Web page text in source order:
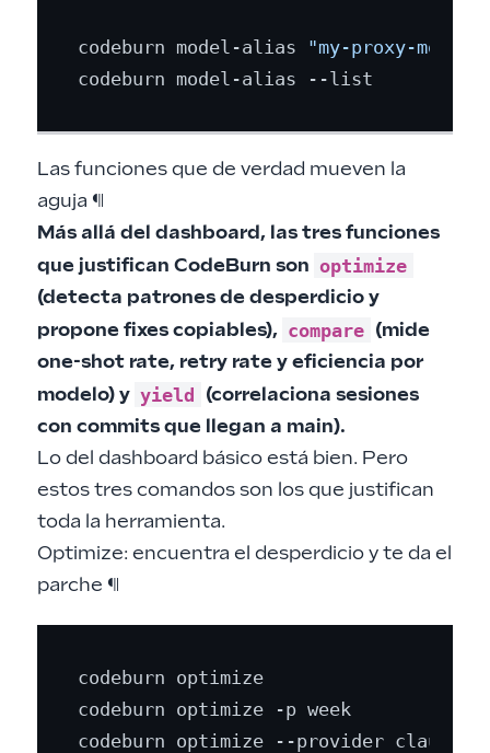
codeburn model-alias "my-proxy-model"
Las funciones que de verdad mueven la
aguja ¶
Más allá del dashboard, las tres funciones
que justifican CodeBurn son optimize
(detecta patrones de desperdicio y
propone fixes copiables), compare (mide
one-shot rate, retry rate y eficiencia por
modelo) y yield (correlaciona sesiones
con commits que llegan a main).
Lo del dashboard básico está bien. Pero
estos tres comandos son los que justifican
toda la herramienta.
Optimize: encuentra el desperdicio y te da el
parche ¶
codeburn
codeburn optimize -p
codeburn optimize --provider